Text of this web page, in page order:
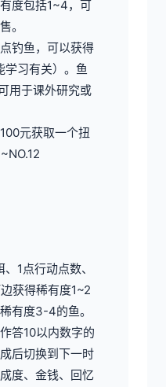
度包括1~4，可
。
钓鱼，可以获得
学习有关）。鱼
用于课外研究或
元获取一个扭
1点行动点数、
获得稀有度1~2
有度3-4的鱼。
答10以内数字的
后切换到下一时
度、金钱、回忆